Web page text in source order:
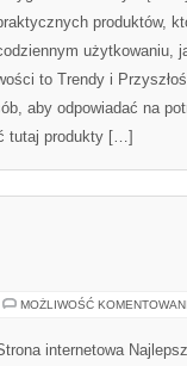
produktów,
użytkowaniu,
to Trendy i
aby odpowiadać na
tutaj produkty […]
MOŻLIWOŚĆ
internetowa